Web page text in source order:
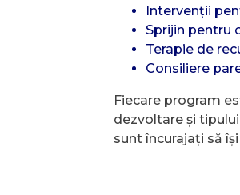
Intervenții
Sprijin pentru
Terapie de
Consiliere
Fiecare program
dezvoltare și
sunt încurajați să